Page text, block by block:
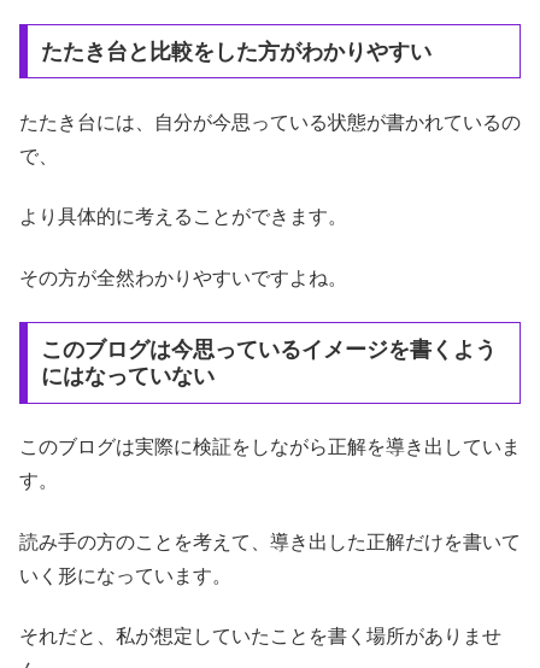
たたき台と比較をした方がわかりやすい
たたき台には、自分が今思っている状態が書かれているの
で、
より具体的に考えることができます。
その方が全然わかりやすいですよね。
このブログは今思っているイメージを書くよう
にはなっていない
このブログは実際に検証をしながら正解を導き出していま
す。
読み手の方のことを考えて、導き出した正解だけを書いて
いく形になっています。
それだと、私が想定していたことを書く場所がありませ